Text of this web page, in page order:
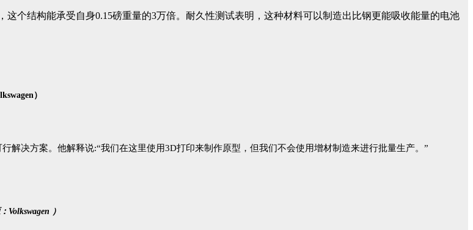
个结构能承受自身0.15磅重量的3万倍。耐久性测试表明，这种材料可以制造出比钢更能吸收能量的电池
）
解决方案。他解释说:“我们在这里使用3D打印来制作原型，但我们不会使用增材制造来进行批量生产。”
）